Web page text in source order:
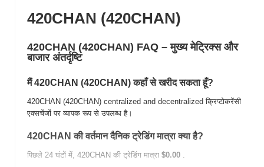
420CHAN (420CHAN)
420CHAN (420CHAN) FAQ – मुख्य मेट्रिक्स और
बाजार अंतर्दृष्टि
मैं 420CHAN (420CHAN) कहाँ से खरीद सकता हूँ?
420CHAN (420CHAN) centralized and decentralized क्रिप्टोकरेंसी
एक्सचेंजों पर व्यापक रूप से उपलब्ध है।
420CHAN की वर्तमान दैनिक ट्रेडिंग मात्रा क्या है?
पिछले 24 घंटों में, 420CHAN की ट्रेडिंग मात्रा $0.00 .